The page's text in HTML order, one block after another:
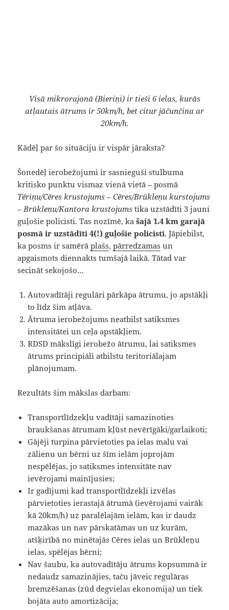
Visā mikrorajonā (Bieriņi) ir tieši 6 ielas, kurās
atļautais ātrums ir 50km/h, bet citur jāčunčina ar
20km/h.
Kādēļ par šo situāciju ir vispār jāraksta?
Šonedēļ ierobežojumi ir sasnieguši stulbuma
kritisko punktu vismaz vienā vietā – posmā
Tēriņu/Cēres krustojums – Cēres/Brūkleņu kurstojums
– Brūkleņu/Kantora krustojums tika uzstādīti 3 jauni
guļošie policisti. Tas nozīmē, kašajā 1.4 km garajā
posmā ir uzstādīti 4(!) guļošie policisti. Jāpiebilst,
ka posms ir samērāplašs,pārredzamas un
apgaismots diennakts tumšajā laikā. Tātad var
secināt sekojošo…
Autovadītāji regulāri pārkāpa ātrumu, jo apstākļi
to līdz šim atļāva.
Ātruma ierobežojums neatbilst satiksmes
intensitātei un ceļa apstākļiem.
RDSD mākslīgi ierobežo ātrumu, lai satiksmes
ātrums principiāli atbilstu teritoriālajam
plānojumam.
Rezultāts šim mākslas darbam:
Transportlīdzekļu vadītāji samazinoties
braukšanas ātrumam kļūst nevērīgāki/garlaikoti;
Gājēji turpina pārvietoties pa ielas malu vai
zālienu un bērni uz šīm ielām joprojām
nespēlējas, jo satiksmes intensitāte nav
ievērojami mainījusies;
Ir gadījumi kad transportlīdzekļi izvēlas
pārvietoties ierastajā ātrumā (ievērojami vairāk
kā 20km/h) uz paralēlajām ielām, kas ir daudz
mazākas un nav pārskatāmas un uz kurām,
atšķirībā no minētajās Cēres ielas un Brūkleņu
ielas, spēlējas bērni;
Nav šaubu, ka autovadītāju ātrums kopsummā ir
nedaudz samazinājies, taču jāveic regulāras
bremzēšanas (zūd degvielas ekonomija) un tiek
bojāta auto amortizācija;